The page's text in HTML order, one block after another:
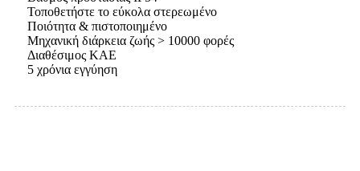
Τοποθετήστε το εύκολα στερεωμένο
Ποιότητα & πιστοποιημένο
Μηχανική διάρκεια ζωής > 10000 φορές
Διαθέσιμος ΚΑΕ
5 χρόνια εγγύηση